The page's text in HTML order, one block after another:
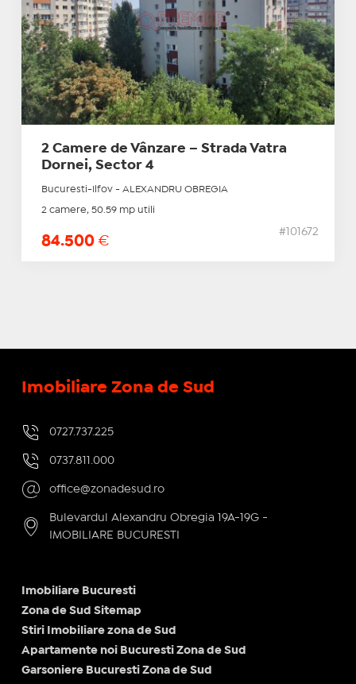
2 Camere de Vânzare – Strada Vatra
Dornei, Sector 4
Bucuresti-Ilfov - ALEXANDRU OBREGIA
2 camere, 50.59 mp utili
84.500 €
#101672
Imobiliare Zona de Sud
0727.737.225
0737.811.000
office@zonadesud.ro
Bulevardul Alexandru Obregia 19A-19G -
IMOBILIARE BUCURESTI
Imobiliare Bucuresti
Zona de Sud Sitemap
Stiri Imobiliare zona de Sud
Apartamente noi Bucuresti Zona de Sud
Garsoniere Bucuresti Zona de Sud